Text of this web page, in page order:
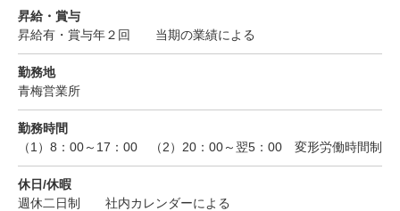
昇給・賞与
昇給有・賞与年２回 当期の業績による
勤務地
青梅営業所
勤務時間
（1）8：00～17：00 （2）20：00～翌5：00 変形労働時間制
休日/休暇
週休二日制 社内カレンダーによる